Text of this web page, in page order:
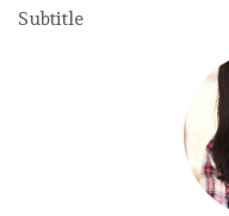
Subtitle